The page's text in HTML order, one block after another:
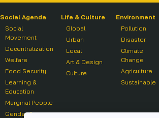
Social Agenda
Social
Movement
Decentralization
Welfare
Food Security
Learning &
Education
Marginal People
Gender &
Life & Culture
Global
Urban
Local
Art & Design
Culture
Environment
Pollution
Disaster
Climate
Change
Agriculture
Sustainable